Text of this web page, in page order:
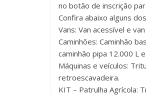
no botão de inscrição
Confira abaixo alguns
Vans: Van acessível e
Caminhões: Caminhão
caminhão pipa 12.000 L
Máquinas e veículos:
retroescavadeira.
KIT – Patrulha Agrícola: